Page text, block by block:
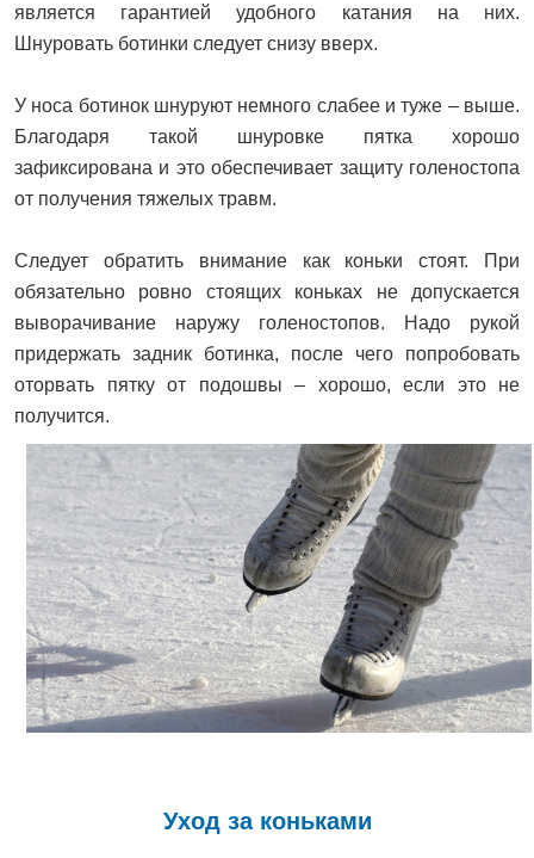
является гарантией удобного катания на них.
Шнуровать ботинки следует снизу вверх.
У носа ботинок шнуруют немного слабее и туже – выше.
Благодаря такой шнуровке пятка хорошо
зафиксирована и это обеспечивает защиту голеностопа
от получения тяжелых травм.
Следует обратить внимание как коньки стоят. При
обязательно ровно стоящих коньках не допускается
выворачивание наружу голеностопов. Надо рукой
придержать задник ботинка, после чего попробовать
оторвать пятку от подошвы – хорошо, если это не
получится.
Уход за коньками